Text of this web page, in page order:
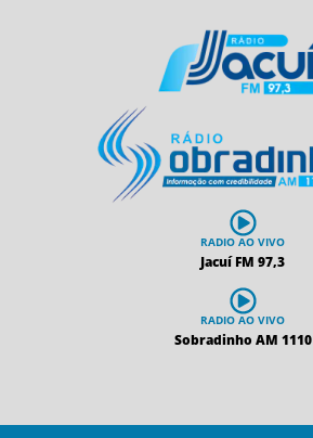
RADIO AO VIVO
Jacuí FM 97,3
RADIO AO VIVO
Sobradinho AM 1110